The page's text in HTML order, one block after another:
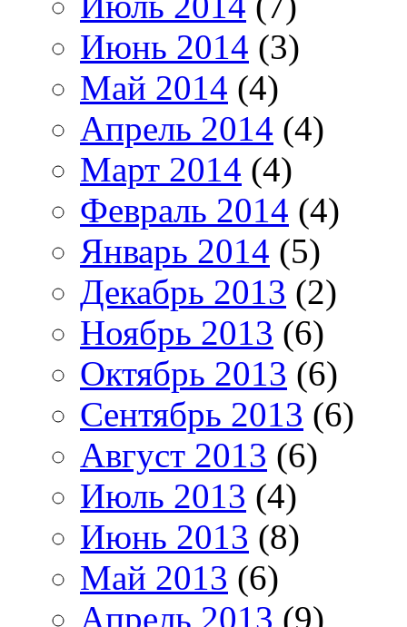
Июнь 2014 (3)
Май 2014 (4)
Апрель 2014 (4)
Март 2014 (4)
Февраль 2014 (4)
Январь 2014 (5)
Декабрь 2013 (2)
Ноябрь 2013 (6)
Октябрь 2013 (6)
Сентябрь 2013 (6)
Август 2013 (6)
Июль 2013 (4)
Июнь 2013 (8)
Май 2013 (6)
Апрель 2013 (9)